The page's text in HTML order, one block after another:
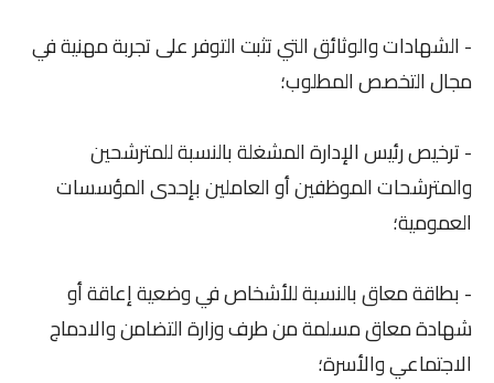
- الشهادات والوثائق التي تثبت التوفر على تجربة مهنية في
مجال التخصص المطلوب؛
- ترخيص رئيس الإدارة المشغلة بالنسبة للمترشحين
والمترشحات الموظفين أو العاملين بإحدى المؤسسات
العمومية؛
- بطاقة معاق بالنسبة للأشخاص في وضعية إعاقة أو
شهادة معاق مسلمة من طرف وزارة التضامن والادماج
الاجتماعي والأسرة؛